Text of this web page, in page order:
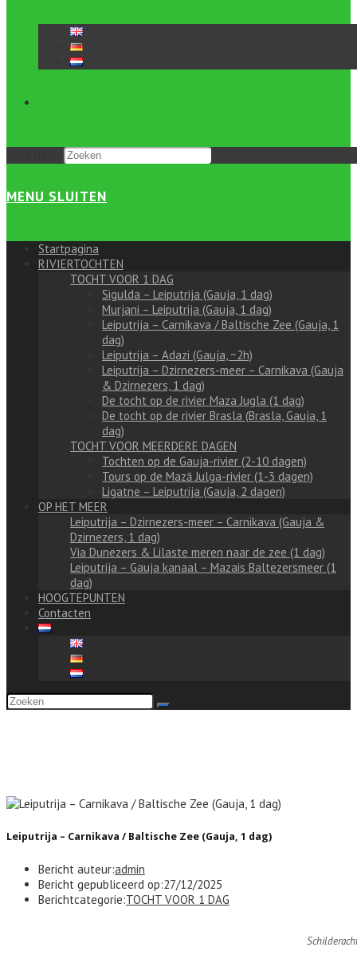
MENU SLUITEN
Startpagina
RIVIERTOCHTEN
TOCHT VOOR 1 DAG
Sigulda – Leiputrija (Gauja, 1 dag)
Murjani – Leiputrija (Gauja, 1 dag)
Leiputrija – Carnikava / Baltische Zee (Gauja, 1
dag)
Leiputrija – Adazi (Gauja, ~2h)
Leiputrija – Dzirnezers-meer – Carnikava (Gauja
& Dzirnezers, 1 dag)
De tocht op de rivier Maza Jugla (1 dag)
De tocht op de rivier Brasla (Brasla, Gauja, 1
dag)
TOCHT VOOR MEERDERE DAGEN
Tochten op de Gauja-rivier (2-10 dagen)
Tours op de Mazā Julga-rivier (1-3 dagen)
Ligatne – Leiputrija (Gauja, 2 dagen)
OP HET MEER
Leiputrija – Dzirnezers-meer – Carnikava (Gauja &
Dzirnezers, 1 dag)
Via Dunezers & Lilaste meren naar de zee (1 dag)
Leiputrija – Gauja kanaal – Mazais Baltezersmeer (1
dag)
HOOGTEPUNTEN
Contacten
Leiputrija – Carnikava / Baltische Zee (Gauja, 1 dag)
Bericht auteur:admin
Bericht gepubliceerd op:27/12/2025
Berichtcategorie:TOCHT VOOR 1 DAG